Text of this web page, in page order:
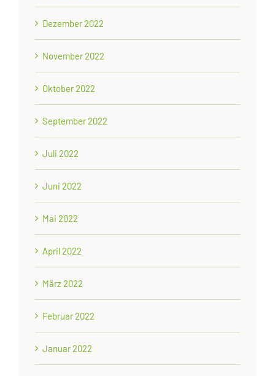
Dezember 2022
November 2022
Oktober 2022
September 2022
Juli 2022
Juni 2022
Mai 2022
April 2022
März 2022
Februar 2022
Januar 2022